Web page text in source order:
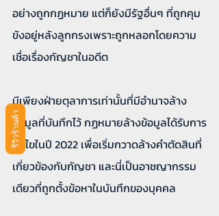
อย่างถูกกฏหมาย แต่ก็ยังมีรัฐอื่นๆ ที่ถูกคุม
ขังอยู่หลังลูกกรงเพราะถูกหลอกโดยความ
เชื่อเรื่องกัญชาในอดีต
มีเพียงฝ่ายตุลาการเท่านั้นที่มีอำนาจล้าง
ข้อมูลที่บันทึกไว้ กฏหมายล้างข้อมูลได้รับการ
แก้ไขในปี 2022 เพื่อเริ่มกวาดล้างคำตัดสินที่
เกี่ยวข้องกับกัญชา และนี่เป็นอาชญากรรม
เดียวที่ถูกตั้งข้อหาในบันทึกของบุคคล
รีวิวร้านค้า